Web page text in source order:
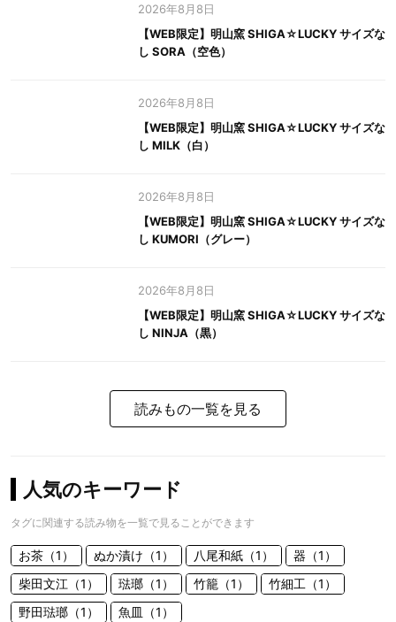
2026年8月8日
【WEB限定】明山窯 SHIGA☆LUCKY サイズな
し SORA（空色）
2026年8月8日
【WEB限定】明山窯 SHIGA☆LUCKY サイズな
し MILK（白）
2026年8月8日
【WEB限定】明山窯 SHIGA☆LUCKY サイズな
し KUMORI（グレー）
2026年8月8日
【WEB限定】明山窯 SHIGA☆LUCKY サイズな
し NINJA（黒）
読みもの一覧を見る
人気のキーワード
タグに関連する読み物を一覧で見ることができます
お茶（1） ぬか漬け（1） 八尾和紙（1）
器（1）
柴田文江（1）
琺瑯（1） 竹籠（1）
竹細工（1）
野田琺瑯（1）
魚皿（1）